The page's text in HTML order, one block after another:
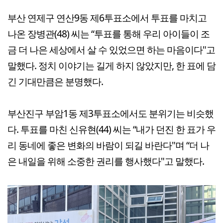
부산 연제구 연산9동 제6투표소에서 투표를 마치고
나온 장병관(48) 씨는 “투표를 통해 우리 아이들이 조
금 더 나은 세상에서 살 수 있었으면 하는 마음이다"고
말했다. 정치 이야기는 길게 하지 않았지만, 한 표에 담
긴 기대만큼은 분명했다.
부산진구 부암1동 제3투표소에서도 분위기는 비슷했
다. 투표를 마친 신유현(44) 씨는 “내가 던진 한 표가 우
리 동네에 좋은 변화의 바람이 되길 바란다"며 “더 나
은 내일을 위해 소중한 권리를 행사했다"고 말했다.